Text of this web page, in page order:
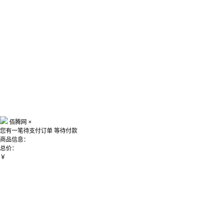
佰腾网 ×
您有一笔待支付订单 等待付款
商品信息：
总价：
￥